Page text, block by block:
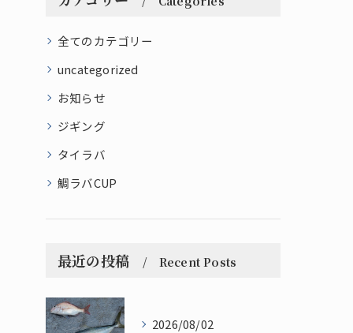
全てのカテゴリー
uncategorized
お知らせ
ジギング
タイラバ
鯛ラバCUP
最近の投稿 Recent Posts
2026/08/02